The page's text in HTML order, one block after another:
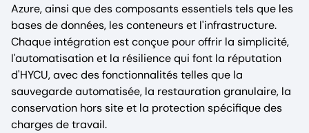
Azure, ainsi que des composants essentiels tels que les
bases de données, les conteneurs et l'infrastructure.
Chaque intégration est conçue pour offrir la simplicité,
l'automatisation et la résilience qui font la réputation
d'HYCU, avec des fonctionnalités telles que la
sauvegarde automatisée, la restauration granulaire, la
conservation hors site et la protection spécifique des
charges de travail.